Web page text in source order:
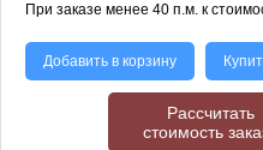
При заказе менее 40 п.м. к
Добавить в корзину
Рассчитать
стоимость